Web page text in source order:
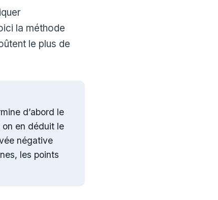
la méthode
le plus de
d’abord le
on en déduit le
négative
les points